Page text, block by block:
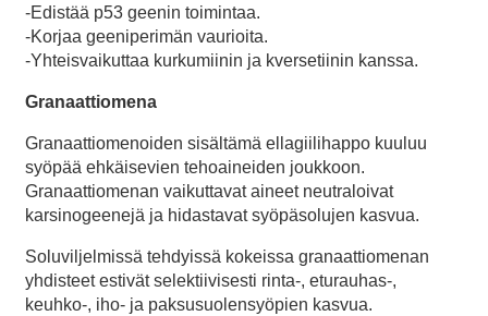
-Edistää p53 geenin toimintaa.
-Korjaa geeniperimän vaurioita.
-Yhteisvaikuttaa kurkumiinin ja kversetiinin kanssa.
Granaattiomena
Granaattiomenoiden sisältämä ellagiilihappo kuuluu
syöpää ehkäisevien tehoaineiden joukkoon.
Granaattiomenan vaikuttavat aineet neutraloivat
karsinogeenejä ja hidastavat syöpäsolujen kasvua.
Soluviljelmissä tehdyissä kokeissa granaattiomenan
yhdisteet estivät selektiivisesti rinta-, eturauhas-,
keuhko-, iho- ja paksusuolensyöpien kasvua.